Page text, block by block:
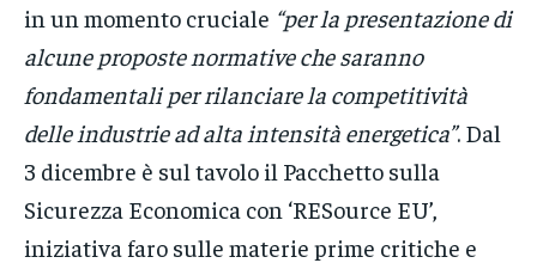
in un momento cruciale “per la presentazione di
alcune proposte normative che saranno
fondamentali per rilanciare la competitività
delle industrie ad alta intensità energetica”. Dal
3 dicembre è sul tavolo il Pacchetto sulla
Sicurezza Economica con ‘RESource EU’,
iniziativa faro sulle materie prime critiche e